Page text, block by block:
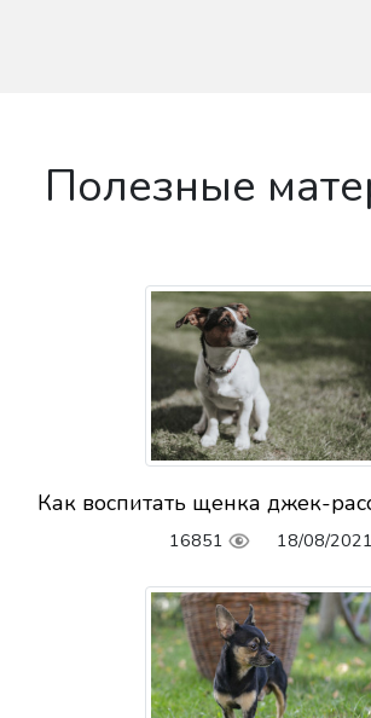
Полезные
Как воспитать щенка джек-
16851 18/08/2021